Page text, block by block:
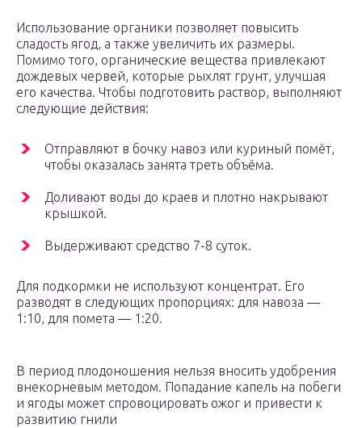
Использование органики позволяет повысить
сладость ягод, а также увеличить их размеры.
Помимо того, органические вещества привлекают
дождевых червей, которые рыхлят грунт, улучшая
его качества. Чтобы подготовить раствор, выполняют
следующие действия:
Отправляют в бочку навоз или куриный помёт,
чтобы оказалась занята треть объёма.
Доливают воды до краев и плотно накрывают
крышкой.
Выдерживают средство 7-8 суток.
Для подкормки не используют концентрат. Его
разводят в следующих пропорциях: для навоза —
1:10, для помета — 1:20.
В период плодоношения нельзя вносить удобрения
внекорневым методом. Попадание капель на побеги
и ягоды может спровоцировать ожог и привести к
развитию гнили